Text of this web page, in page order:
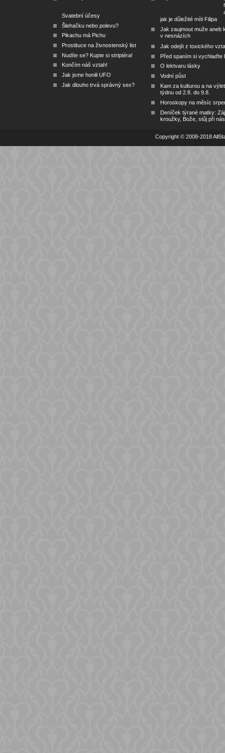
Svatební účesy
Šlehačku nebo polevu?
Pikachu má Pichu
Prostituce na živnostenský list
Nudíte se? Kupte si striptéra!
Končím náš vztah!
Jak jsme honili UFO
Jak dlouho trvá správný sex?
jak je důležité míti Filipa
Jak zaujmout muže aneb
v nesnázích
Jak odejít z toxického
Před spaním si vychlaďte
O lektvaru lásky
Vodní půst
Kam za kulturou a na
týdnu od 2.8. do 9.8.
Horoskopy na měsíc
Deníček týrané matky:
kroužky, Bože, stůj při nás
Copyright © 2008-2018